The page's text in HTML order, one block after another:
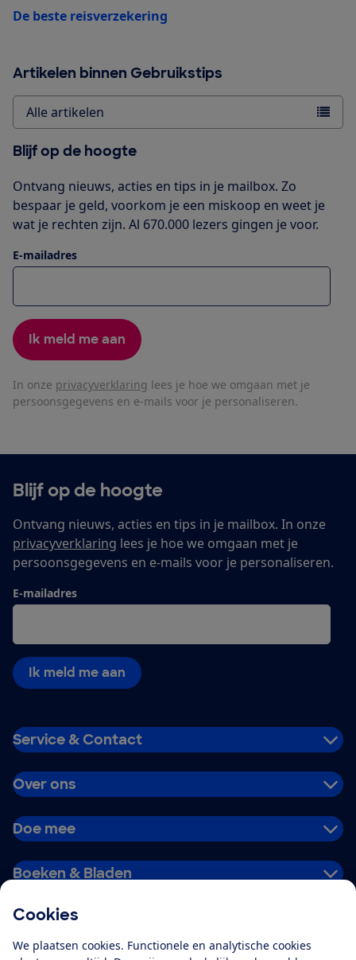
Cookies
We plaatsen cookies. Functionele en analytische cookies
De beste reisverzekering
Artikelen binnen Gebruikstips
Alle artikelen
Blijf op de hoogte
Ontvang nieuws, acties en tips in je mailbox. Zo
bespaar je geld, voorkom je een miskoop en weet je
wat je rechten zijn. Al 670.000 lezers gingen je voor.
E-mailadres
Ik meld me aan
In onze privacyverklaring lees je hoe we omgaan met je
persoonsgegevens en e-mails voor je personaliseren.
Blijf op de hoogte
Ontvang nieuws, acties en tips in je mailbox. In onze
privacyverklaring lees je hoe we omgaan met je
persoonsgegevens en e-mails voor je personaliseren.
E-mailadres
Ik meld me aan
Service & Contact
Over ons
Doe mee
Boeken & Bladen